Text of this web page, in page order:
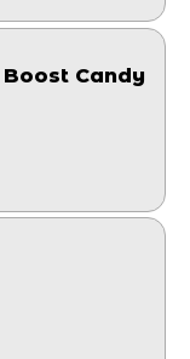
Candy